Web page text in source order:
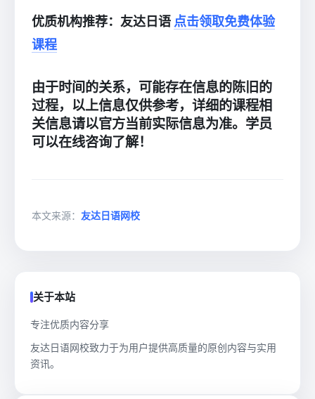
优质机构推荐：友达日语 点击领取免费体验
课程
由于时间的关系，可能存在信息的陈旧的
过程，以上信息仅供参考，详细的课程相
关信息请以官方当前实际信息为准。学员
可以在线咨询了解！
本文来源： 友达日语网校
关于本站
专注优质内容分享
友达日语网校致力于为用户提供高质量的原创内容与实用
资讯。